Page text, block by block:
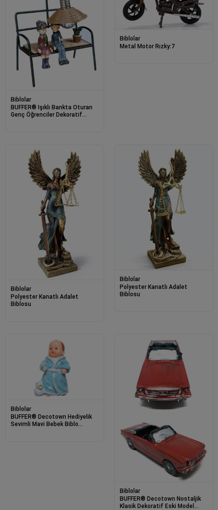
Biblolar
BUFFER® Işıklı Bankta Oturan
Genç Öğrenciler Dekoratif
Biblolar
Metal Motor Rızky:7
Biblolar
Polyester Kanatlı Adalet
Biblosu
Biblolar
Polyester Kanatlı Adalet
Biblosu
Biblolar
BUFFER® Decotown Hediyelik
Sevimli Mavi Bebek Biblo
Biblolar
BUFFER® Decotown Nostaljik
Klasik Dekoratif Eski Model